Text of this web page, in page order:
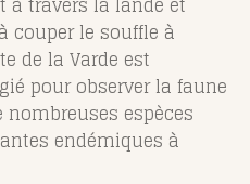
couper le souffle à
de la Varde est
pour observer la faune
espèces
endémiques à